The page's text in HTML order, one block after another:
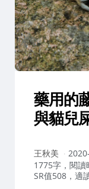
藥用的
與貓兒
作
者：
王秋美
1775字，閱讀
SR值508，適